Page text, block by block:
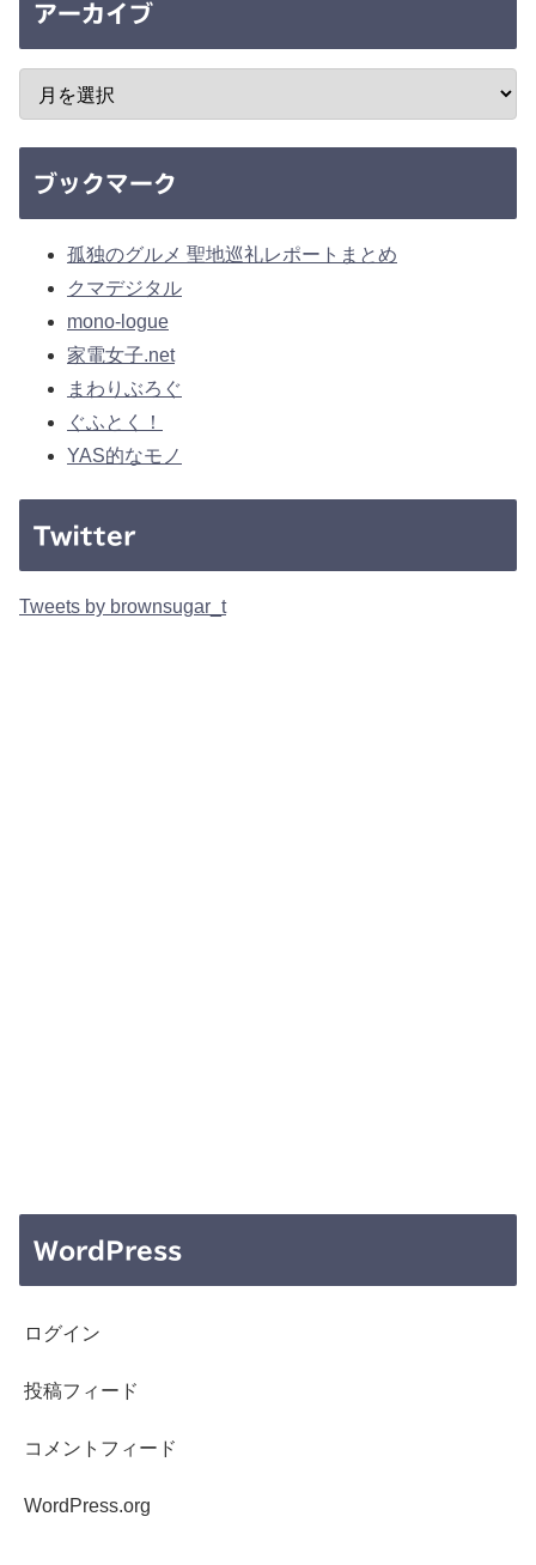
アーカイブ
ブックマーク
孤独のグルメ 聖地巡礼レポートまとめ
クマデジタル
mono-logue
家電女子.net
まわりぶろぐ
ぐふとく！
YAS的なモノ
Twitter
Tweets by brownsugar_t
WordPress
ログイン
投稿フィード
コメントフィード
WordPress.org